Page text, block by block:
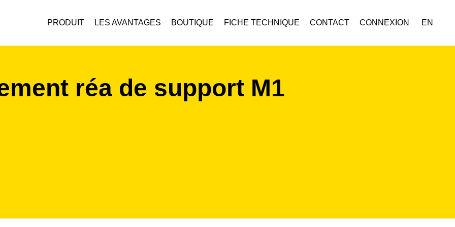
PRODUIT LES AVANTAGES BOUTIQUE FICHE TECHNIQUE CONTACT EN
CONNEXION
réa de support M1